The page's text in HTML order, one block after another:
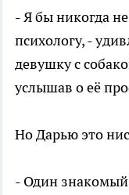
- Я бы никогда
психологу, -
девушку с
услышав о её
Но Дарью это
- Один